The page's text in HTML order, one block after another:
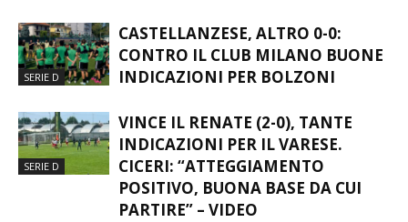
SERIE D
CASTELLANZESE, ALTRO 0-0:
CONTRO IL CLUB MILANO BUONE
INDICAZIONI PER BOLZONI
SERIE D
VINCE IL RENATE (2-0), TANTE
INDICAZIONI PER IL VARESE.
CICERI: “ATTEGGIAMENTO
POSITIVO, BUONA BASE DA CUI
PARTIRE” – VIDEO